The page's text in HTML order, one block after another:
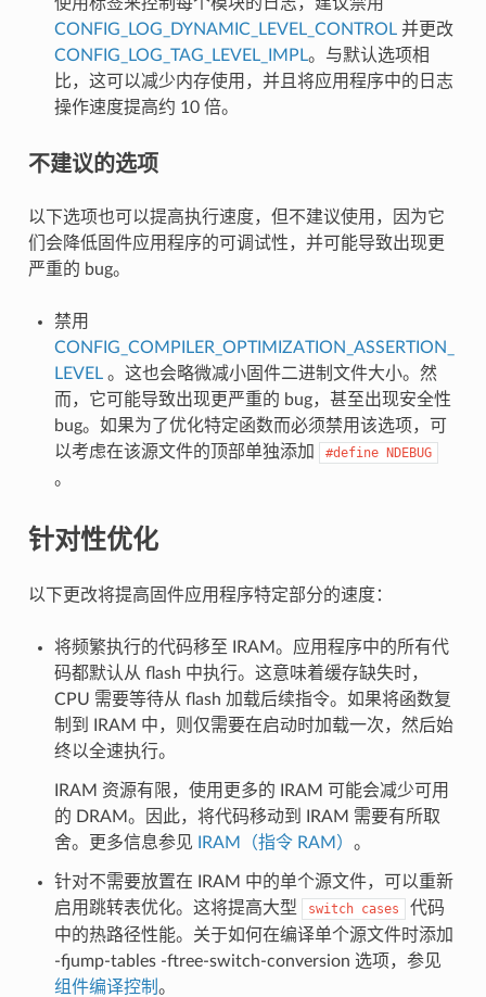
CONFIG_LOG_DYNAMIC_LEVEL_CONTROL并更改
CONFIG_LOG_TAG_LEVEL_IMPL。与默认选项相
比，这可以减少内存使用，并且将应用程序中的日志
操作速度提高约 10 倍。
不建议的选项
以下选项也可以提高执行速度，但不建议使用，因为它
们会降低固件应用程序的可调试性，并可能导致出现更
严重的 bug。
禁用
CONFIG_COMPILER_OPTIMIZATION_ASSERTION_
LEVEL。这也会略微减小固件二进制文件大小。然
而，它可能导致出现更严重的 bug，甚至出现安全性
bug。如果为了优化特定函数而必须禁用该选项，可
以考虑在该源文件的顶部单独添加
#define NDEBUG
。
针对性优化
以下更改将提高固件应用程序特定部分的速度：
将频繁执行的代码移至 IRAM。应用程序中的所有代
码都默认从 flash 中执行。这意味着缓存缺失时，
CPU 需要等待从 flash 加载后续指令。如果将函数复
制到 IRAM 中，则仅需要在启动时加载一次，然后始
终以全速执行。
IRAM 资源有限，使用更多的 IRAM 可能会减少可用
的 DRAM。因此，将代码移动到 IRAM 需要有所取
舍。更多信息参见
IRAM（指令 RAM） 。
针对不需要放置在 IRAM 中的单个源文件，可以重新
启用跳转表优化。这将提高大型
switch cases
代码
中的热路径性能。关于如何在编译单个源文件时添加
-fjump-tables -ftree-switch-conversion 选项，参见
组件编译控制 。